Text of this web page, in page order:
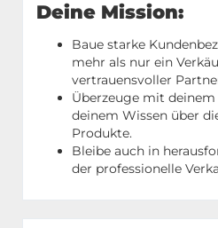
Deine Mission:
Baue starke
mehr als nur ein
vertrauensvoller
Überzeuge mit
deinem Wissen über
Produkte.
Bleibe auch in
der professionelle